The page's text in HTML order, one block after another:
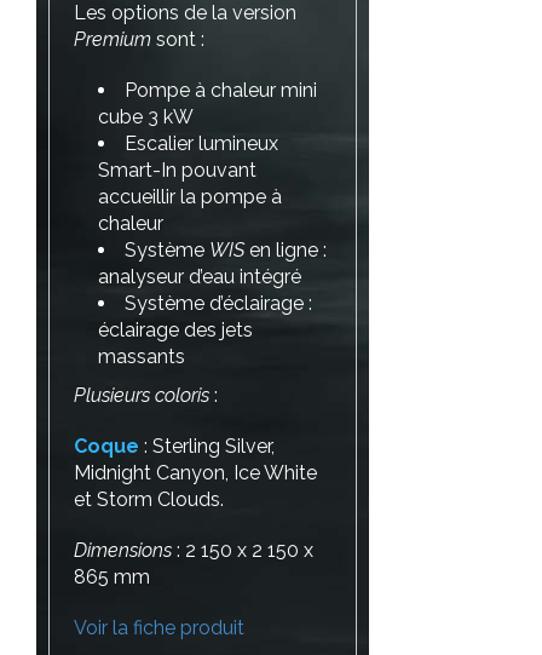
Les options de la version
Premium sont :
Pompe à chaleur mini
cube 3 kW
Escalier lumineux
Smart-In pouvant
accueillir la pompe à
chaleur
Système WISen ligne :
analyseur d’eau intégré
Système d’éclairage :
éclairage des jets
massants
Plusieurs coloris :
Coque : Sterling Silver,
Midnight Canyon, Ice White
et Storm Clouds.
Dimensions : 2 150 x 2 150 x
865 mm
Voir la fiche produit